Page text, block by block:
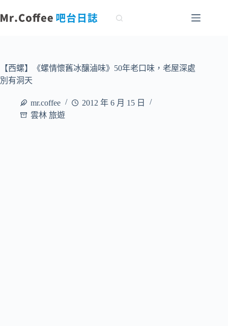
至
容【西螺】《螺情懷舊冰釀滷味》50年老口味，老屋深處
別有洞天
mr.coffee
2012 年 6 月 15 日
雲林 旅遊